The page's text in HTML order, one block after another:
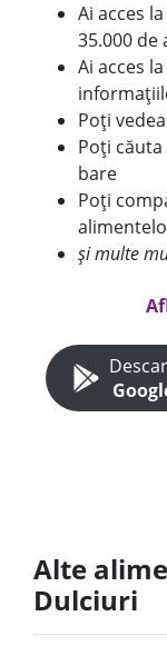
Ai acces
35.000 de
Ai acces
Poți
Poți
bare
Poți
și multe
Alte
Dulciuri